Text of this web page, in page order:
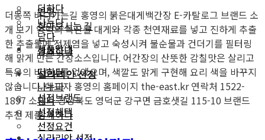
더하다
나누다
담다
함께하다
실라리안 선정
선정브랜드
선정혜택
선정요건
연혁
찾아오시는 길
제품안내
더하다
나누다
담다
함께하다
더동쪽 바다가는길 홍영의 붉은대게백간장 E-카탈로그 브랜드 소
개 보기 영덕의 특산물 대게와 각종 천연재료를 넣고 진하게 추출
한 추출물에 정제염을 넣고 숙성시켜 불순물과 건더기를 필터링
해 맑게 만든 간장소스입니다. 어간장의 산뜻한 감칠맛은 살리고
특유의 비린내를 없앴으며, 색깔도 맑게 구현해 요리 색을 바꾸지
않습니다. 대표자 홍영의 홈페이지 the-east.kr 연락처 1522-
1897 소재지 경상북도 영덕군 강구면 금호샛길 115-10 브랜드
추천 제품